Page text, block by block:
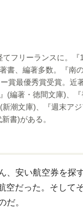
フリーランスに。『
書、編著多数。『南
賞最優秀賞受賞。近
(編著・徳間文庫)、
潮文庫)、『週末ア
書)がある。
安い航空券を探
空だった。そして
だ。